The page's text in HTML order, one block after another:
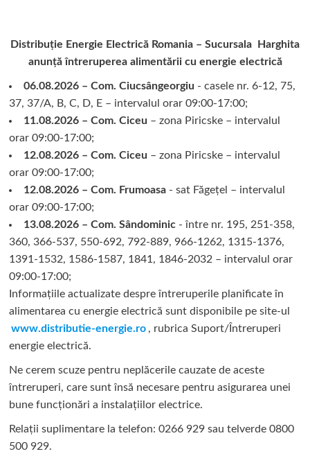
Distribuție Energie Electrică Romania – Sucursala Harghita
anunță întreruperea alimentării cu energie electrică
06.08.2026 – Com. Ciucsângeorgiu - casele nr. 6-12, 75,
37, 37/A, B, C, D, E – intervalul orar 09:00-17:00;
11.08.2026 – Com. Ciceu – zona Piricske – intervalul
orar 09:00-17:00;
12.08.2026 – Com. Ciceu – zona Piricske – intervalul
orar 09:00-17:00;
12.08.2026 – Com. Frumoasa- sat Făgețel – intervalul
orar 09:00-17:00;
13.08.2026 – Com. Sândominic- între nr. 195, 251-358,
360, 366-537, 550-692, 792-889, 966-1262, 1315-1376,
1391-1532, 1586-1587, 1841, 1846-2032 – intervalul orar
09:00-17:00;
Informațiile actualizate despre întreruperile planificate în
alimentarea cu energie electrică sunt disponibile pe site-ul
www.distributie-energie.ro , rubrica Suport/Întreruperi
energie electrică.
Ne cerem scuze pentru neplăcerile cauzate de aceste
întreruperi, care sunt însă necesare pentru asigurarea unei
bune funcționări a instalațiilor electrice.
Relații suplimentare la tel efon: 0266 929 sau telverde 0800
500 929.